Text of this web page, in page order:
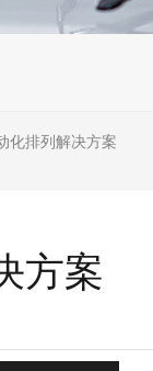
化排列解决方案
方案